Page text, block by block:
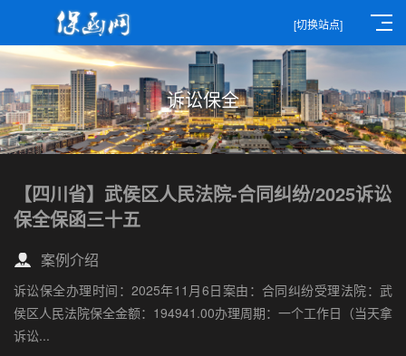
[切换站点]
诉讼保全
【四川省】武侯区人民法院-合同纠纷/2025诉讼
保全保函三十五
案例介绍
诉讼保全办理时间：2025年11月6日案由：合同纠纷受理法院：武
侯区人民法院保全金额：194941.00办理周期：一个工作日（当天拿
诉讼...